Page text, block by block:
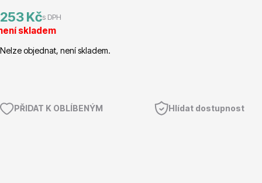
Semena, sadba
253 Kčs DPH
skladem
Nelze objednat, není skladem.
PŘIDAT K OBLÍBENÝM Hlídat dostupnost